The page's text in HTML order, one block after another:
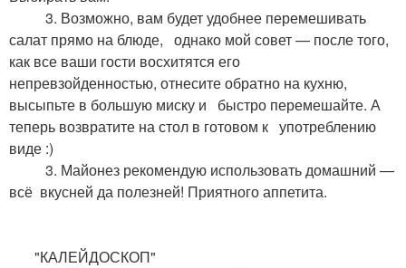
3. Возможно, вам будет удобнее перемешивать
салат прямо на блюде, однако мой совет — после того,
как все ваши гости восхитятся его
непревзойденностью, отнесите обратно на кухню,
высыпьте в большую миску и быстро перемешайте. А
теперь возвратите на стол в готовом к употреблению
виде :)
3. Майонез рекомендую использовать домашний —
всё вкусней да полезней! Приятного аппетита.
"КАЛЕЙДОСКОП"